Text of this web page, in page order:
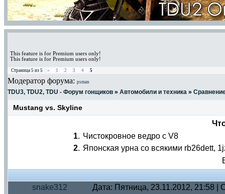
This feature is for Premium users only!
This feature is for Premium users only!
Страница 5 из 5 « 1 2 3 4 5
Модератор форума: psman
TDU3, TDU2, TDU - Форум гонщиков » Автомобили и техника »
Mustang vs. Skyline
1. Чистокровное ведро с V8
2. Японская урна со всякими rb26dett,
snake312 Дата: Пятница, 23.11.2012, 21:58